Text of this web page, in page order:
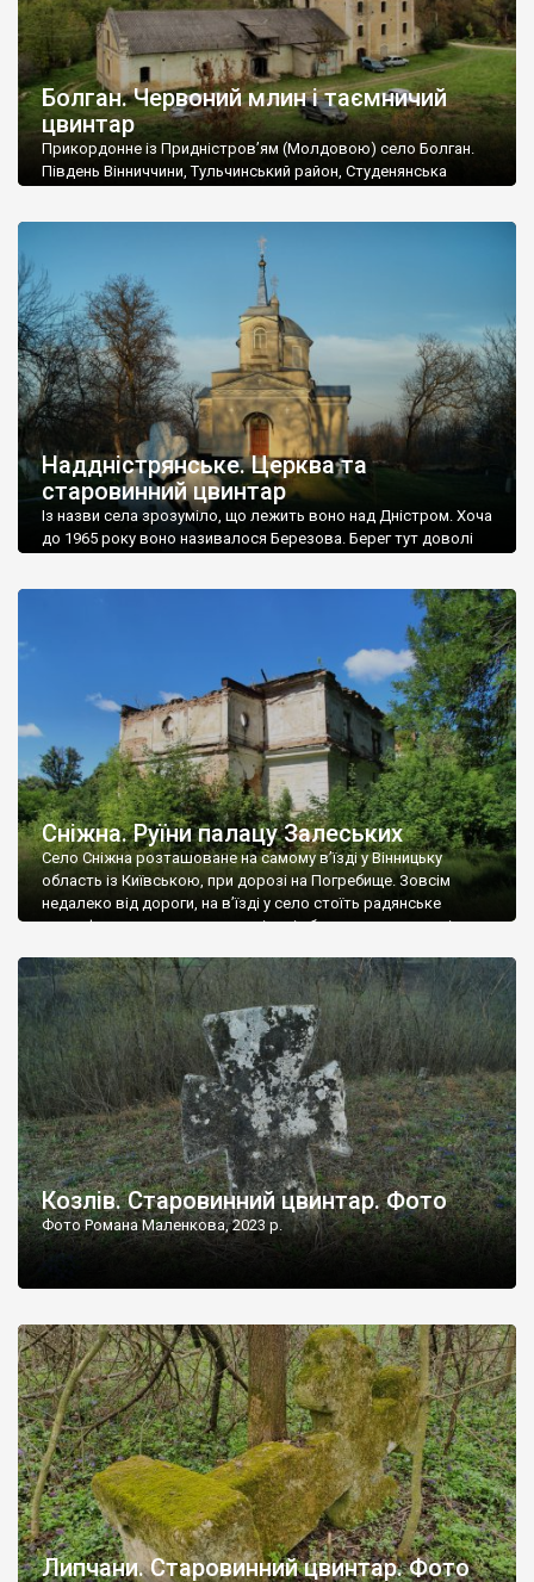
Болган. Червоний млин і таємничий
цвинтар
Прикордонне із Придністров’ям (Молдовою) село Болган.
Південь Вінниччини, Тульчинський район, Студенянська
старовинний цвинтар із кам’яними хрестами. Всі епітафії, які
збереглися, написані кирилицею, церковнослов’янською
мовою. За всіма традиційними ознаками – цвинтар
український. Хрести датуються 19 століттям. У 1924-1940
роках Болган […]
Наддністрянське. Церква та
старовинний цвинтар
Із назви села зрозуміло, що лежить воно над Дністром. Хоча
до 1965 року воно називалося Березова. Берег тут доволі
Наддністрянське відрізняється від більшості навколишніх
сіл. У селі є мурована Михайлівська церква. Точної дати […]
Сніжна. Руїни палацу Залеських
Село Сніжна розташоване на самому в’їзді у Вінницьку
область із Київською, при дорозі на Погребище. Зовсім
недалеко від дороги, на в’їзді у село стоїть радянське
рельєфне пано, яке показує жінку і яблуню, а трохи далі, десь
не видно, але видно дві стареньких колії у траві – […]
Козлів. Старовинний цвинтар. Фото
Фото Романа Маленкова, 2023 р.
Липчани. Старовинний цвинтар. Фото